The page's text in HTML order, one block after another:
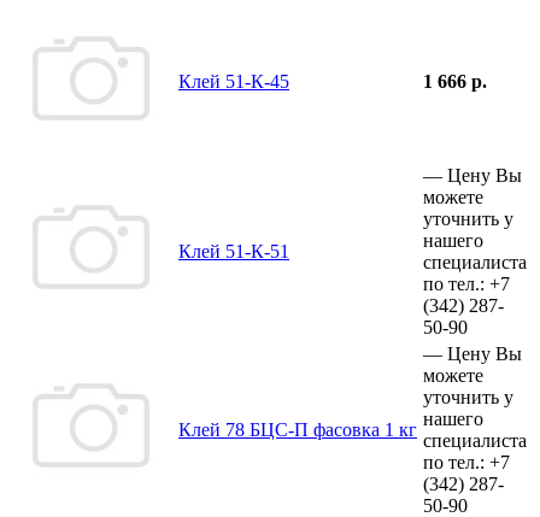
Клей 51-К-45 1 666 р.
Клей 51-К-51
— Цену Вы
можете
уточнить у
нашего
специалиста
по тел.: +7
(342) 287-
50-90
Клей 78 БЦС-П фасовка 1 кг
— Цену Вы
можете
уточнить у
нашего
специалиста
по тел.: +7
(342) 287-
50-90